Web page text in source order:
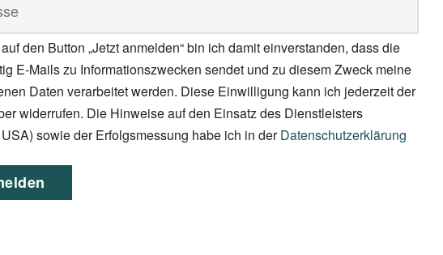
den Button „Jetzt anmelden“ bin ich damit einverstanden, dass die
E-Mails zu Informationszwecken sendet und zu diesem Zweck meine
Daten verarbeitet werden. Diese Einwilligung kann ich jederzeit der
widerrufen. Die Hinweise auf den Einsatz des Dienstleisters
sowie der Erfolgsmessung habe ich in derDatenschutzerklärung